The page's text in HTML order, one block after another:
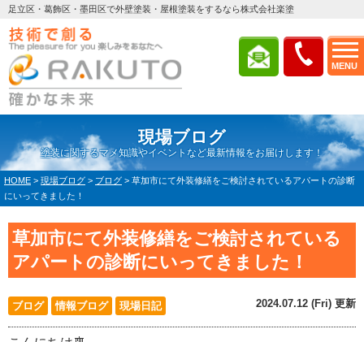
MENU
足立区・葛飾区・墨田区で外壁塗装・屋根塗装をするなら株式会社楽塗
現場ブログ
塗装に関するマメ知識やイベントなど最新情報をお届けします！
HOME > 現場ブログ > ブログ > 草加市にて外装修繕をご検討されているアパートの診断
にいってきました！
草加市にて外装修繕をご検討されている
アパートの診断にいってきました！
ブログ 情報ブログ 現場日記 2024.07.12 (Fri) 更新